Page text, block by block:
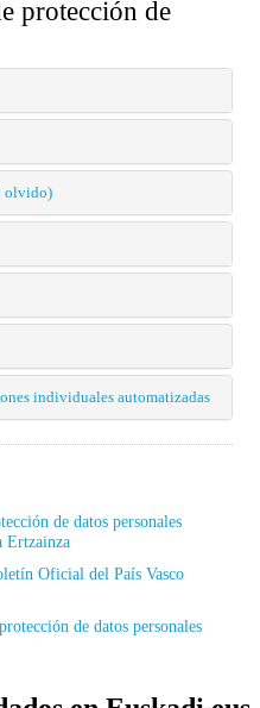
protección de
olvido)
individuales automatizadas
de datos personales
Ertzainza
Oficial del País Vasco
de datos personales